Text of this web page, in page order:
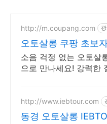
http://m.coupang.com
오토살롱 쿠팡 초보
소음 걱정 없는 오토살
으로 만나세요! 강력한
http://www.iebtour.com
동경 오토살롱